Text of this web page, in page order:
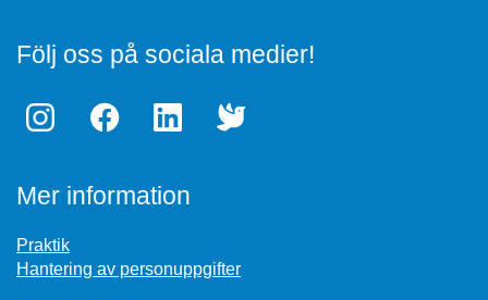
Följ oss på sociala medier!
Mer information
Praktik
Hantering av personuppgifter